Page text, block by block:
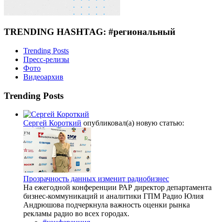
TRENDING HASHTAG: #региональный
Trending Posts
Пресс-релизы
Фото
Видеоархив
Trending Posts
Сергей Короткий опубликовал(а) новую статью:
Прозрачность данных изменит радиобизнес
На ежегодной конференции РАР директор департамента
бизнес-коммуникаций и аналитики ГПМ Радио Юлия
Андрюшова подчеркнула важность оценки рынка
рекламы радио во всех городах.